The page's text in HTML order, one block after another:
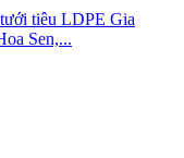
tiêu LDPE Gia
Sen,...